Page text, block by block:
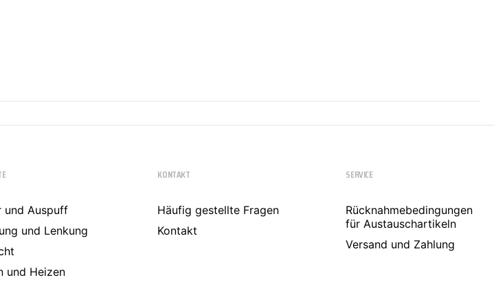
und Auspuff
und Lenkung
und Heizen
KONTAKT
Häufig gestellte Fragen
Kontakt
SERVICE
Rücknahmebedingungen
für Austauschartikeln
Versand und Zahlung